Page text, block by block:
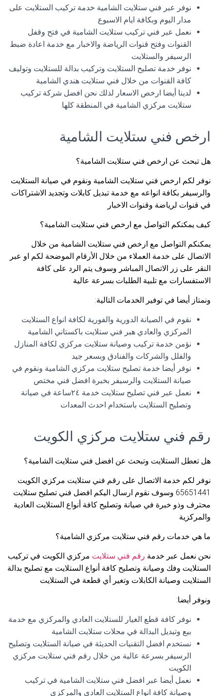
نوفر عبر فني ستلايت الشامية خدمة تركيب الستلايت على
مدار اليوم وبكافة ايام الاسبوع
نعمل عبر فني تركيب ستلايت الشامية في فتح وقفل
القنوات وفتح قنوات الرياضة والاخبار مع خدمة اعادة ضبط
الرسيفر والستلايت
نوفر خدمة تصليح الستلايت وتركيب بدالة للستلايت وتوليف
كافة القنوات من خلال فني ستلايت هندي الشامية
لدينا أيضا ارخص الاسعار لذلك نحن افضل شركة تركيب
ستلايت مركزي الشامية في المنطقة كلها.
ارخص فني ستلايت الشامية
هل تبحث عن ارخص فني ستلايت الشامية؟
نوفر لكم ارخص فني ستلايت الشامية ونقوم في صيانة الستلايت
والرسيفر بكافة انواعه مع خدمة تبديل كابلات وتجديد الاشتراكات
في قنوات لرياضة وقنوات الاخبار
كيف يمكنكم التواصل مع ارخص فني ستلايت الشامية؟
يمكنكم التواصل مع ارخص فني ستلايت الشامية من خلال
الاتصال على خدمة العملاء من خلال الأرقام الموضحة لكم او عبر
النقر على زر الاتصال المباشر وسوف يتم الرد على كافة
الاستفسارات مع تلبية الطلبات بسرعة عالية
ونمتاز أيضا في توفير الخدمات التالية:
نقوم في الصيانة الدورية والفورية لكافة انواع الستلايت
المركزي والعادي هبر فني ستلايت باكستاني الشامية
نؤمن خدمة تركيب وصيانة ستلايت مركزي لكافة المنازل
والفلل والشركات والفنادق وبسعر جيد
نوفر أيضا خدمة تصليح ستلايت مركزي الشامية ونقوم في
صيانة الستلايت والرسيفر بخبرة افضل فني مختص
نعمل عبر فني تصليح ستلايت خدمة ٢٤ساعة في صيانة
وتصليح الستلايت باستخدام احدث المعدات
رقم فني ستلايت مركزي الكويت
هل تعطل الستلايت وتبحث عن افضل فني ستلايت الشامية؟
نوفر لكم خدمة الاتصال على رقم فني ستلايت مركزي الكويت
65651441 وسوف نقوم ارسال اليكم افضل فني تصليح ستلايت
محترف وذو خبرة في صيانة وتصليح كافة أنواع الستلايت العادية
والمركزية
ما هي خدمات رقم فني ستلايت مركزي الشامية؟
نحن نعمل عبر خدمة رقم فني ستلايت مركزي الكويت في تركيب
الستلايت وفك وصيانة وتصليح كافة أنواع الستلايت مع تصليح بدالة
الستلايت وصيانة الكابلات وتغير أي قطعة في الستلايت
ونوفر أيضا:
نوفر كافة قطع الغيار للستلايت العادي والمركزي مع خدمة
بيع وتبديل البدالة في محلات ستلايت الشامية
نستخدم افضل التقنيات الحديثة في صيانة الستلايت وتصليح
الرسيفر بسرعة عالية من خلال رقم فني ستلايت مركزي
الكويت
نعمل أيضا عبر افضل فني ستلايت الشامية في تركيب
وصيانة كافة انواع الستلايت العادي والمركزي